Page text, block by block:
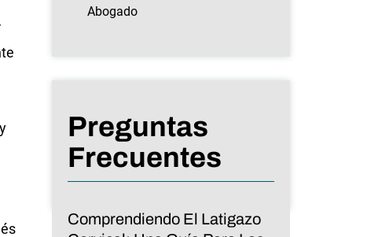
Abogado
Preguntas
Frecuentes
Comprendiendo El Latigazo